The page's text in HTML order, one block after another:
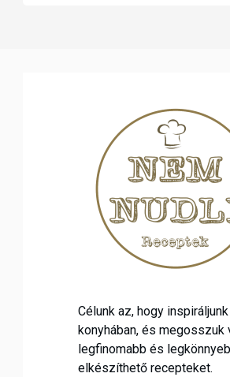
Célunk az, hogy
konyhában, és megosszuk
legfinomabb és
elkészíthető recepteket.